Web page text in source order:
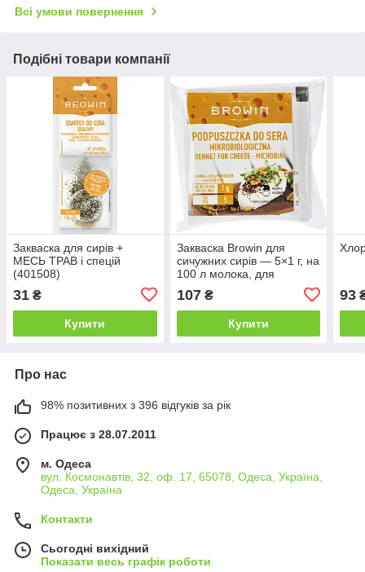
Всі умови повернення
Подібні товари компанії
Закваска для сирів +
МЕСЬ ТРАВ і спецій
(401508)
31 ₴
Купити
Закваска Browin для
сичужних сирів — 5×1 г, на
100 л молока, для
коров’ячого, козячого та
соєвого молока
107₴
Купити
93
Про нас
98% позитивних з 396 відгуків за рік
Працює з 28.07.2011
м. Одеса
вул. Космонавтів, 32, оф. 17, 65078, Одеса, Україна,
Одеса, Україна
Контакти
Сьогодні вихідний
Показати весь графік роботи